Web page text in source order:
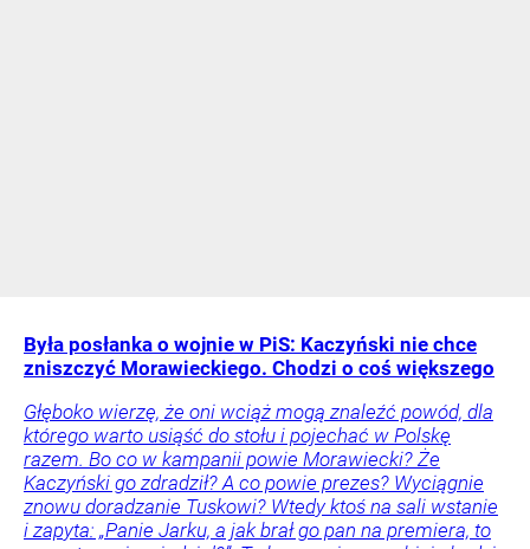
Była posłanka o wojnie w PiS: Kaczyński nie chce
zniszczyć Morawieckiego. Chodzi o coś większego
Głęboko wierzę, że oni wciąż mogą znaleźć powód, dla
którego warto usiąść do stołu i pojechać w Polskę
razem. Bo co w kampanii powie Morawiecki? Że
Kaczyński go zdradził? A co powie prezes? Wyciągnie
znowu doradzanie Tuskowi? Wtedy ktoś na sali wstanie
i zapyta: „Panie Jarku, a jak brał go pan na premiera, to